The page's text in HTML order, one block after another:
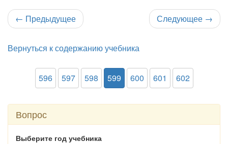
← Предыдущее Следующее →
Вернуться к содержанию учебника
596 597 598 599 600 601 602
Вопрос
Выберите год учебника